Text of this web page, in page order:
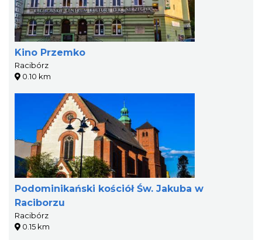
Kino Przemko
Racibórz
0.10 km
Podominikański kościół Św. Jakuba w
Raciborzu
Racibórz
0.15 km